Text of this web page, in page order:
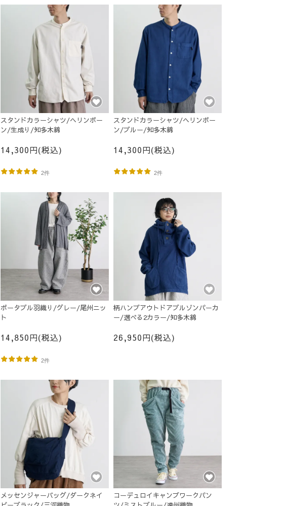
スタンドカラーシャツ/ヘリンボー
ン/生成り/知多木綿
14,300円(税込)
2件
スタンドカラーシャツ/ヘリンボー
ン/ブルー/知多木綿
14,300円(税込)
2件
ポータブル羽織り/グレー/尾州ニッ
ト
14,850円(税込)
2件
柄ハンプアウトドアブルゾンパーカ
ー/選べる2カラー/知多木綿
26,950円(税込)
メッセンジャーバッグ/ダークネイ
コーデュロイキャンプワークパン